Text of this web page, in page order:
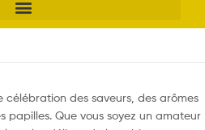
célébration des saveurs, des arômes
papilles. Que vous soyez un amateur